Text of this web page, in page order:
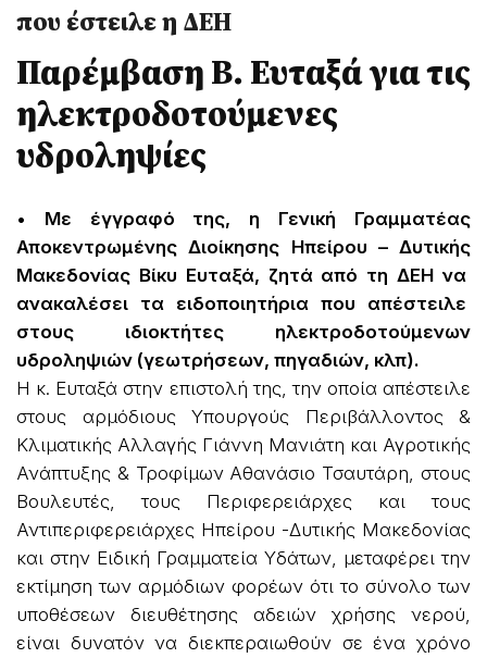
που έστειλε η ΔΕΗ
Παρέμβαση Β. Ευταξά για τις
ηλεκτροδοτούμενες
υδροληψίες
• Με έγγραφό της, η Γενική Γραμματέας
Αποκεντρωμένης Διοίκησης Ηπείρου – Δυτικής
Μακεδονίας Βίκυ Ευταξά, ζητά από τη ΔΕΗ να
ανακαλέσει τα ειδοποιητήρια που απέστειλε
στους ιδιοκτήτες ηλεκτροδοτούμενων
υδροληψιών (γεωτρήσεων, πηγαδιών, κλπ).
Η κ. Ευταξά στην επιστολή της, την οποία απέστειλε
στους αρμόδιους Υπουργούς Περιβάλλοντος &
Κλιματικής Αλλαγής Γιάννη Μανιάτη και Αγροτικής
Ανάπτυξης & Τροφίμων Αθανάσιο Τσαυτάρη, στους
Βουλευτές, τους Περιφερειάρχες και τους
Αντιπεριφερειάρχες Ηπείρου -Δυτικής Μακεδονίας
και στην Ειδική Γραμματεία Υδάτων, μεταφέρει την
εκτίμηση των αρμόδιων φορέων ότι το σύνολο των
υποθέσεων διευθέτησης αδειών χρήσης νερού,
είναι δυνατόν να διεκπεραιωθούν σε ένα χρόνο